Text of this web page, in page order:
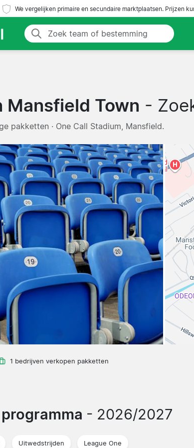
We vergelijken primaire en secundaire marktplaatsen. Prijzen
Mansfield Town -
pakketten · One Call Stadium, Mansfield.
1 bedrijven verkopen pakketten
- 2026/2027
Uitwedstrijden League One